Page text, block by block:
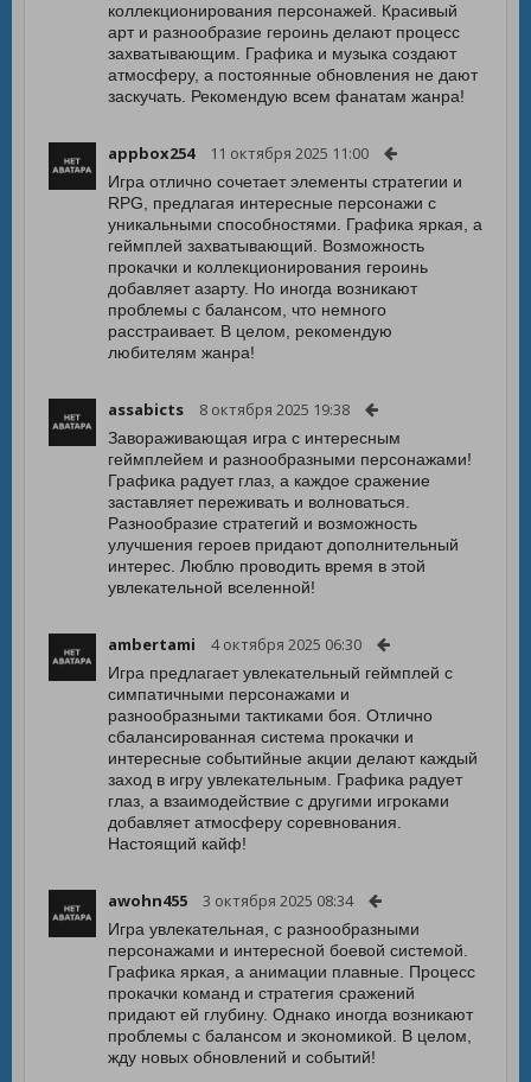
коллекционирования персонажей. Красивый
арт и разнообразие героинь делают процесс
захватывающим. Графика и музыка создают
атмосферу, а постоянные обновления не дают
заскучать. Рекомендую всем фанатам жанра!
appbox254 11 октября 2025 11:00
Игра отлично сочетает элементы стратегии и
RPG, предлагая интересные персонажи с
уникальными способностями. Графика яркая, а
геймплей захватывающий. Возможность
прокачки и коллекционирования героинь
добавляет азарту. Но иногда возникают
проблемы с балансом, что немного
расстраивает. В целом, рекомендую
любителям жанра!
assabicts 8 октября 2025 19:38
Завораживающая игра с интересным
геймплейем и разнообразными персонажами!
Графика радует глаз, а каждое сражение
заставляет переживать и волноваться.
Разнообразие стратегий и возможность
улучшения героев придают дополнительный
интерес. Люблю проводить время в этой
увлекательной вселенной!
ambertami 4 октября 2025 06:30
Игра предлагает увлекательный геймплей с
симпатичными персонажами и
разнообразными тактиками боя. Отлично
сбалансированная система прокачки и
интересные событийные акции делают каждый
заход в игру увлекательным. Графика радует
глаз, а взаимодействие с другими игроками
добавляет атмосферу соревнования.
Настоящий кайф!
awohn455 3 октября 2025 08:34
Игра увлекательная, с разнообразными
персонажами и интересной боевой системой.
Графика яркая, а анимации плавные. Процесс
прокачки команд и стратегия сражений
придают ей глубину. Однако иногда возникают
проблемы с балансом и экономикой. В целом,
жду новых обновлений и событий!